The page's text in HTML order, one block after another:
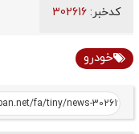
کدخبر:
خودرو